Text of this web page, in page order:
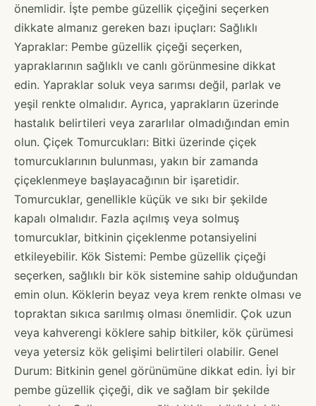
önemlidir. İşte pembe güzellik çiçeğini seçerken
dikkate almanız gereken bazı ipuçları: Sağlıklı
Yapraklar: Pembe güzellik çiçeği seçerken,
yapraklarının sağlıklı ve canlı görünmesine dikkat
edin. Yapraklar soluk veya sarımsı değil, parlak ve
yeşil renkte olmalıdır. Ayrıca, yaprakların üzerinde
hastalık belirtileri veya zararlılar olmadığından emin
olun. Çiçek Tomurcukları: Bitki üzerinde çiçek
tomurcuklarının bulunması, yakın bir zamanda
çiçeklenmeye başlayacağının bir işaretidir.
Tomurcuklar, genellikle küçük ve sıkı bir şekilde
kapalı olmalıdır. Fazla açılmış veya solmuş
tomurcuklar, bitkinin çiçeklenme potansiyelini
etkileyebilir. Kök Sistemi: Pembe güzellik çiçeği
seçerken, sağlıklı bir kök sistemine sahip olduğundan
emin olun. Köklerin beyaz veya krem renkte olması ve
topraktan sıkıca sarılmış olması önemlidir. Çok uzun
veya kahverengi köklere sahip bitkiler, kök çürümesi
veya yetersiz kök gelişimi belirtileri olabilir. Genel
Durum: Bitkinin genel görünümüne dikkat edin. İyi bir
pembe güzellik çiçeği, dik ve sağlam bir şekilde